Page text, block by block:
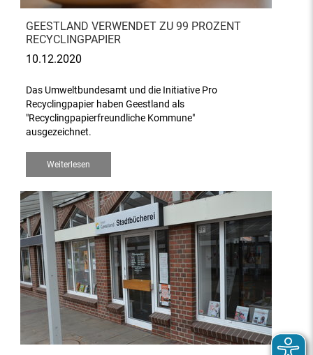
GEESTLAND VERWENDET ZU 99 PROZENT
RECYCLINGPAPIER
10.12.2020
Das Umweltbundesamt und die Initiative Pro
Recyclingpapier haben Geestland als
"Recyclingpapierfreundliche Kommune"
ausgezeichnet.
Weiterlesen